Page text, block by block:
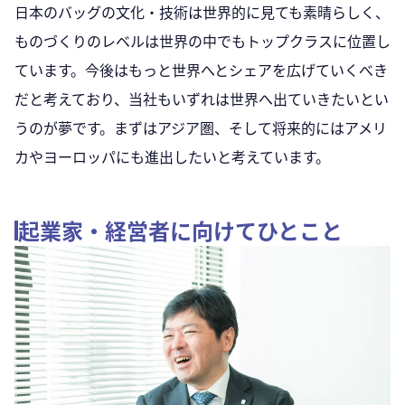
日本のバッグの文化・技術は世界的に見ても素晴らしく、
ものづくりのレベルは世界の中でもトップクラスに位置し
ています。今後はもっと世界へとシェアを広げていくべき
だと考えており、当社もいずれは世界へ出ていきたいとい
うのが夢です。まずはアジア圏、そして将来的にはアメリ
カやヨーロッパにも進出したいと考えています。
起業家・経営者に向けてひとこと